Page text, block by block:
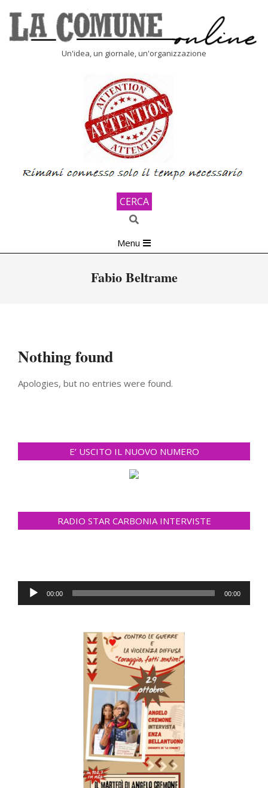
content
Un'idea, un giornale, un'organizzazione
CERCA
Search
Navigation
Menu
Fabio Beltrame
Nothing found
Apologies, but no entries were found.
E’ USCITO IL NUOVO NUMERO
RADIO STAR CARBONIA INTERVISTE
Lecteur
audio
00:00 00:00